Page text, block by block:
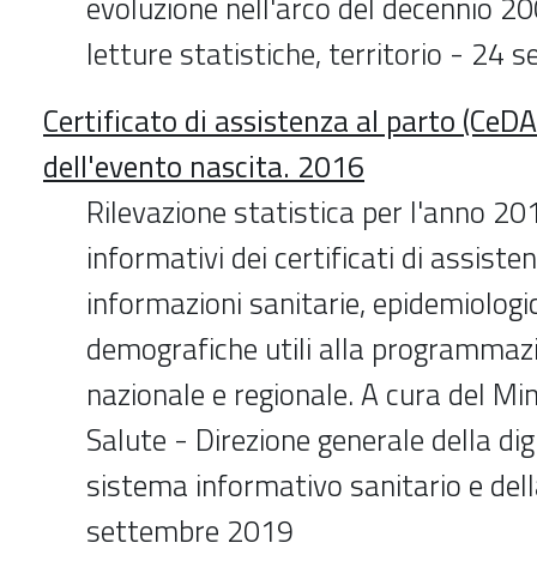
letture statistiche, territorio - 24
Certificato di assistenza al parto
dell'evento nascita. 2016
Rilevazione statistica per l'anno
informativi dei certificati di
informazioni sanitarie,
demografiche utili alla
nazionale e regionale. A cura del
Salute - Direzione generale della
sistema informativo sanitario e
settembre 2019